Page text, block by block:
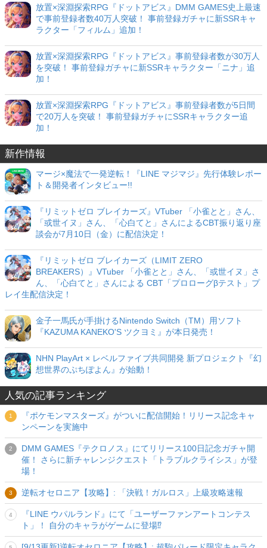
放置×深淵探索RPG『ドットアビス』DMM GAMES史上最速
で事前登録者数40万人突破！ 事前登録ガチャに新SSRキャ
ラクター「フィルム」追加！
放置×深淵探索RPG『ドットアビス』事前登録者数が30万人
を突破！ 事前登録ガチャに新SSRキャラクター「ニナ」追
加！
放置×深淵探索RPG『ドットアビス』事前登録者数が5日間
で20万人を突破！ 事前登録ガチャにSSRキャラクター追
加！
新作情報
マージ×魔法で一発逆転！『LINE マジマジ』先行体験レポー
ト＆開発者インタビュー!!
『リミットゼロ ブレイカーズ』VTuber 「小雀とと」さん、
「或世イヌ」さん、「心白てと」さんによるCBT振り返り座
談会が7月10日（金）に配信決定！
『リミットゼロ ブレイカーズ（LIMIT ZERO
BREAKERS）』VTuber 「小雀とと」さん、「或世イヌ」さ
ん、「心白てと」さんによる CBT「プロローグβテスト」プ
レイ生配信決定！
金子一馬氏が手掛けるNintendo Switch（TM）用ソフト
『KAZUMA KANEKO'S ツクヨミ』が本日発売！
NHN PlayArt × レベルファイブ共同開発 新プロジェクト『幻
想世界のぷちぽよん』が始動！
人気の記事ランキング
『ポケモンマスターズ』がついに配信開始！リリース記念キャ
ンペーンを実施中
DMM GAMES『テクロノス』にてリリース100日記念ガチャ開
催！ さらに新チャレンジクエスト「トラブルクライシス」が登
場！
逆転オセロニア【攻略】: 「決戦！ガルロス」上級攻略速報
『LINE ウパルランド』にて「ユーザーファンアートコンテス
ト」！ 自分のキャラがゲームに登場⁉